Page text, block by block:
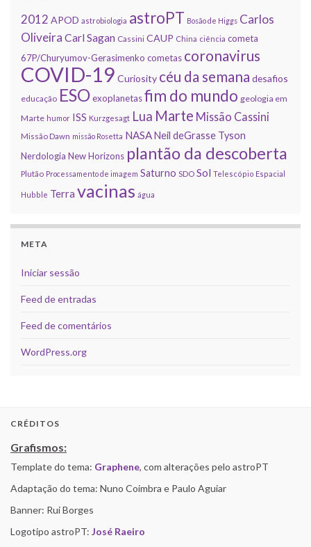
2012 APOD astrobiologia astroPT Bosão de Higgs Carlos
Oliveira Carl Sagan Cassini CAUP China ciência cometa
67P/Churyumov-Gerasimenko cometas coronavirus
COVID-19 Curiosity céu da semana desafios
educação ESOexoplanetasfim do mundo geologia em
Marte humor ISS Kurzgesagt Lua Marte Missão Cassini
Missão Dawn missão Rosetta NASANeil deGrasse Tyson
Nerdologia New Horizons plantão da descoberta
Plutão Processamento de imagem Saturno SDO Sol Telescópio Espacial
Hubble Terra vacinas água
META
Iniciar sessão
Feed de entradas
Feed de comentários
WordPress.org
CRÉDITOS
Grafismos:
Template do tema: Graphene, com alterações pelo astroPT
Adaptação do tema: Nuno Coimbra e Paulo Aguiar
Banner: Rui Borges
Logotipo astroPT: José Raeiro